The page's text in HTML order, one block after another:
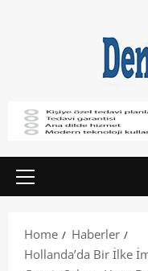
Home
Haberler
Hollanda’da Bir İlke